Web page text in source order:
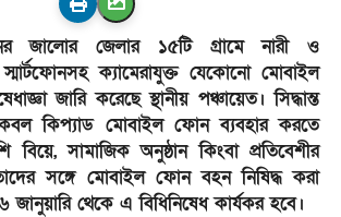
জালোর জেলার ১৫টি গ্রামে নারী ও
ক্যামেরাযুক্ত যেকোনো মোবাইল
জারি করেছে স্থানীয় পঞ্চায়েত। সিদ্ধান্ত
কেবল কিপ্যাড মোবাইল ফোন ব্যবহার করতে
বিয়ে, সামাজিক অনুষ্ঠান কিংবা প্রতিবেশীর
সঙ্গে মোবাইল ফোন বহন নিষিদ্ধ করা
থেকে এ বিধিনিষেধ কার্যকর হবে।